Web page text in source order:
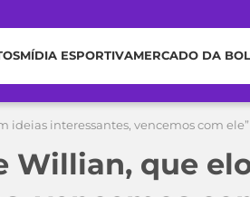
MÍDIA ESPORTIVAMERCADO DA
ideias interessantes, vencemos com ele”
Willian, que